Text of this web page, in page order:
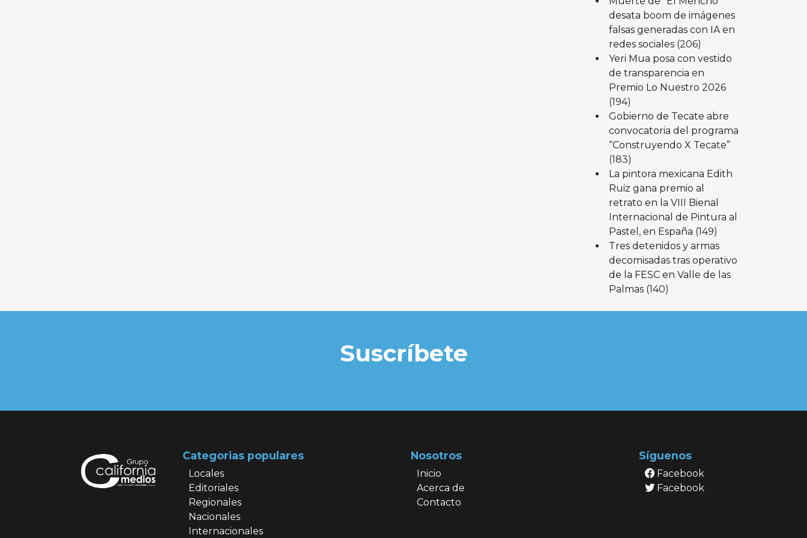
desata boom de imágenes
falsas generadas con IA en
redes sociales (206)
Yeri Mua posa con vestido
de transparencia en
Premio Lo Nuestro 2026
(194)
Gobierno de Tecate abre
convocatoria del programa
“Construyendo X Tecate”
(183)
La pintora mexicana Edith
Ruiz gana premio al
retrato en la VIII Bienal
Internacional de Pintura al
Pastel, en España (149)
Tres detenidos y armas
decomisadas tras operativo
de la FESC en Valle de las
Palmas (140)
Suscríbete
Categorias populares
Locales
Editoriales
Regionales
Nacionales
Internacionales
Nosotros
Inicio
Acerca de
Contacto
Síguenos
Facebook
Facebook